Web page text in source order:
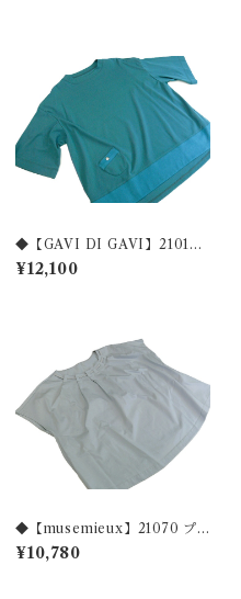
◆【GAVI DI GAVI】21018
強撚フライス リブポイントカ
ットソー ◆
¥12,100
◆【musemieux】21070 プ
リーツネック プルオーバーカ
ットソー◆
¥10,780